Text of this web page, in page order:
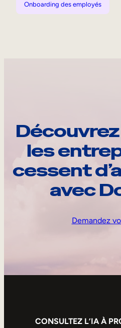
Onboarding des employés
les
cessent
avec
Demandez
CONSULTEZ L’IA À